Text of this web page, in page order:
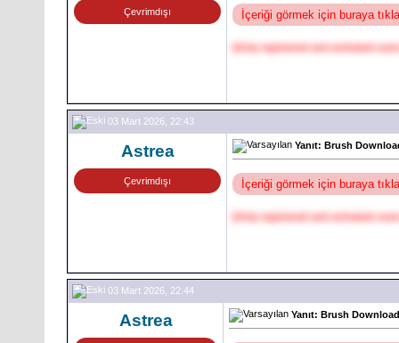
Çevrimdışı İçeriği görmek için buraya
[Only registered and activated
03 Mart 2026, 22:43
Astrea
Çevrimdışı
Yanıt: Brush
İçeriği görmek için buraya
[Only registered and activated
03 Mart 2026, 22:44
Astrea Yanıt: Brush